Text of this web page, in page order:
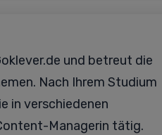
und betreut die
Nach Ihrem Studium
in verschiedenen
Managerin tätig.